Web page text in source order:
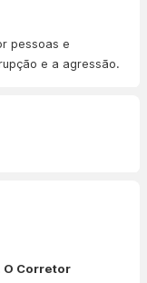
pessoas e
e a agressão.
O Corretor